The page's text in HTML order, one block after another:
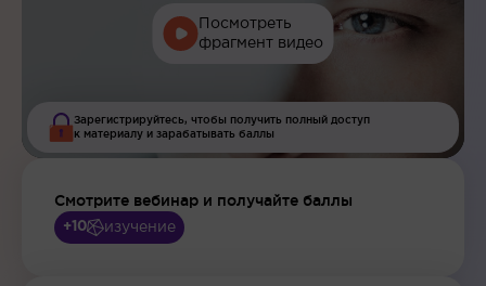
Посмотреть
фрагмент видео
Зарегистрируйтесь, чтобы получить полный доступ
к материалу и зарабатывать баллы
Смотрите вебинар и получайте баллы
+10 изучение